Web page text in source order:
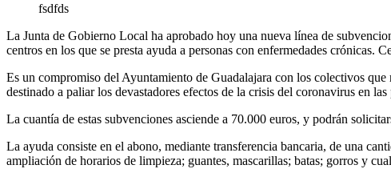
fsdfds
La Junta de Gobierno Local ha aprobado hoy una nueva línea de
centros en los que se presta ayuda a personas con enfermedades
Es un compromiso del Ayuntamiento de Guadalajara con los colectivos
destinado a paliar los devastadores efectos de la crisis del coronavirus en las
La cuantía de estas subvenciones asciende a 70.000 euros, y podrán
La ayuda consiste en el abono, mediante transferencia bancaria, de una
ampliación de horarios de limpieza; guantes, mascarillas; batas; gorros y